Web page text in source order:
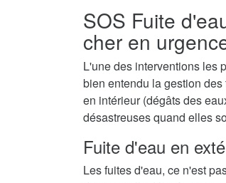
SOS Fuite
cher en
L'une des interventions les
bien entendu la gestion
en intérieur (dégâts des
désastreuses quand elles
Fuite d'eau en
Les fuites d'eau, ce n'est